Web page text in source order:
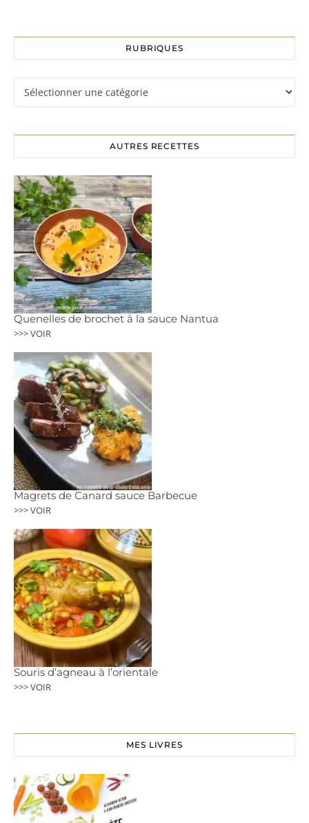
RUBRIQUES
AUTRES RECETTES
Quenelles de brochet à la sauce Nantua
>>> VOIR
Magrets de Canard sauce Barbecue
>>> VOIR
Souris d’agneau à l’orientale
>>> VOIR
MES LIVRES